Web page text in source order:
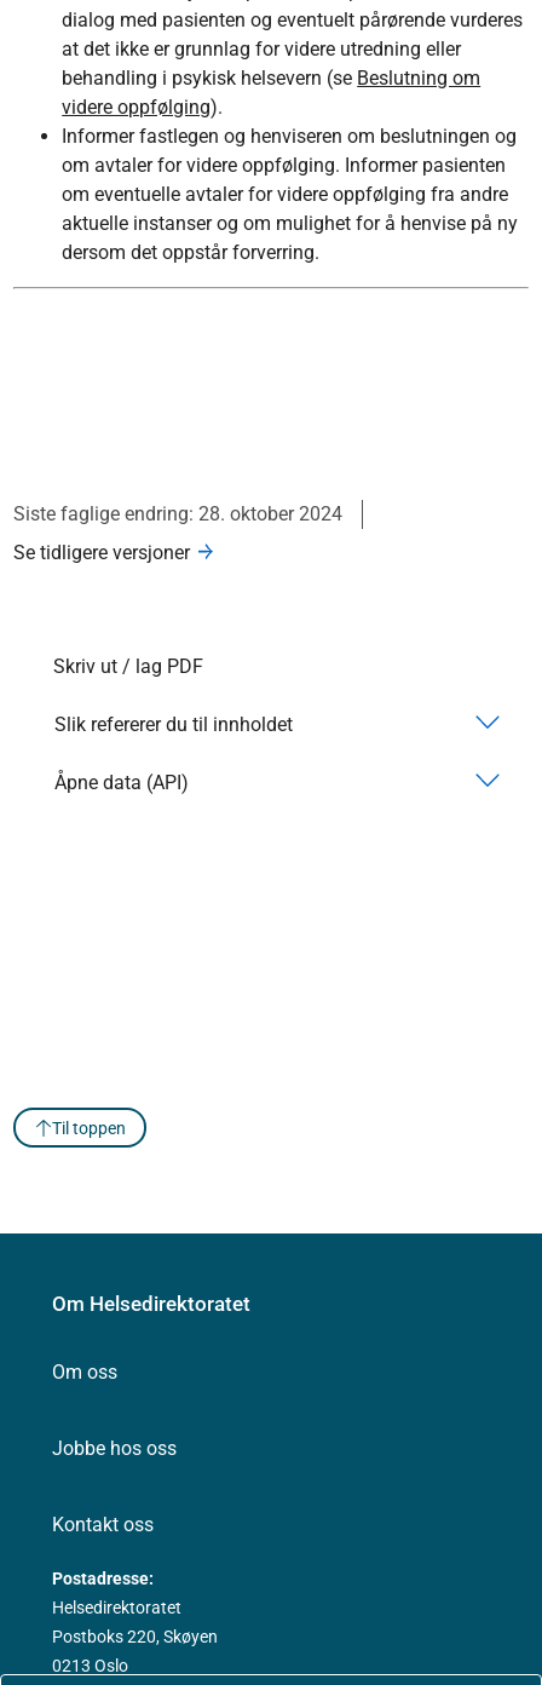
dialog med pasienten og eventuelt pårørende vurderes
at det ikke er grunnlag for videre utredning eller
behandling i psykisk helsevern (se Beslutning om
videre oppfølging).
Informer fastlegen og henviseren om beslutningen og
om avtaler for videre oppfølging. Informer pasienten
om eventuelle avtaler for videre oppfølging fra andre
aktuelle instanser og om mulighet for å henvise på ny
dersom det oppstår forverring.
Siste faglige endring: 28. oktober 2024
Se tidligere versjoner
Skriv ut / lag PDF
Slik refererer du til innholdet
Åpne data (API)
Til toppen
Om Helsedirektoratet
Om oss
Jobbe hos oss
Kontakt oss
Postadresse:
Helsedirektoratet
Postboks 220, Skøyen
0213 Oslo